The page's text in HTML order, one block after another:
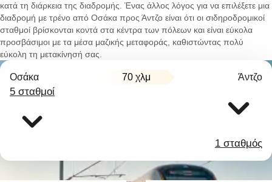
κατά τη διάρκεια της διαδρομής. Ένας άλλος λόγος για να επιλέξετε μια
διαδρομή με τρένο από Οσάκα προς Άντζο είναι ότι οι σιδηροδρομικοί
σταθμοί βρίσκονται κοντά στα κέντρα των πόλεων και είναι εύκολα
προσβάσιμοι με τα μέσα μαζικής μεταφοράς, καθιστώντας πολύ
εύκολη τη μετακίνησή σας.
Οσάκα 70 χλμ Άντζο
5 σταθμοί
1 σταθμός